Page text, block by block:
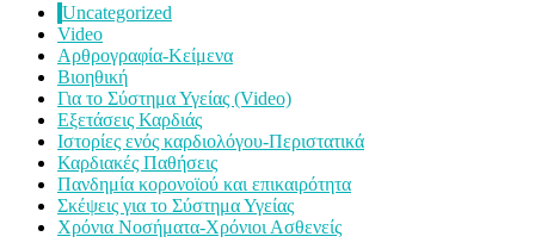
Uncategorized
Video
Αρθρογραφία-Κείμενα
Βιοηθική
Για το Σύστημα Υγείας (Video)
Εξετάσεις Καρδιάς
Ιστορίες ενός καρδιολόγου-Περιστατικά
Καρδιακές Παθήσεις
Πανδημία κορονοϊού και επικαιρότητα
Σκέψεις για το Σύστημα Υγείας
Χρόνια Νοσήματα-Χρόνιοι Ασθενείς